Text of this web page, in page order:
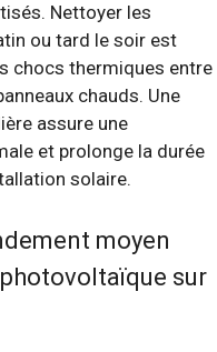
Nettoyer les
ou tard le soir est
chocs thermiques entre
chauds. Une
assure une
et prolonge la durée
solaire.
moyen
sur